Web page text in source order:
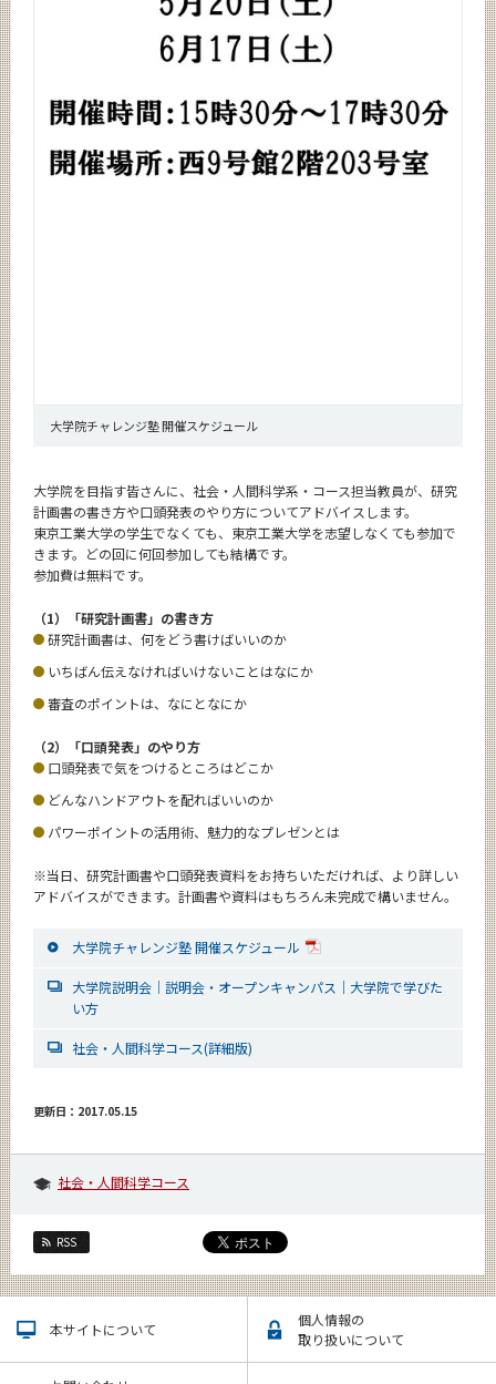
大学院チャレンジ塾 開催スケジュール
大学院を目指す皆さんに、社会・人間科学系・コース担当教員が、研究
計画書の書き方や口頭発表のやり方についてアドバイスします。
東京工業大学の学生でなくても、東京工業大学を志望しなくても参加で
きます。どの回に何回参加しても結構です。
参加費は無料です。
（1）「研究計画書」の書き方
研究計画書は、何をどう書けばいいのか
いちばん伝えなければいけないことはなにか
審査のポイントは、なにとなにか
（2）「口頭発表」のやり方
口頭発表で気をつけるところはどこか
どんなハンドアウトを配ればいいのか
パワーポイントの活用術、魅力的なプレゼンとは
※当日、研究計画書や口頭発表資料をお持ちいただければ、より詳しい
アドバイスができます。計画書や資料はもちろん未完成で構いません。
大学院チャレンジ塾 開催スケジュール
大学院説明会｜説明会・オープンキャンパス｜大学院で学びた
い方
社会・人間科学コース(詳細版)
更新日：2017.05.15
社会・人間科学コース
RSS
本サイトについて
個人情報の
取り扱いについて